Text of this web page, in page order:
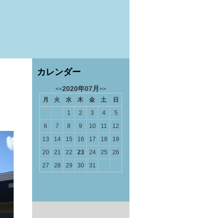
カレンダー
<<2020年07月 >>
月
火 水 木 金 土
日
1
2 3 4
5
6
7 8 9 10 11
12
13
14 15 16 17 18
19
20
21 22 23 24 25
26
27
28 29 30 31